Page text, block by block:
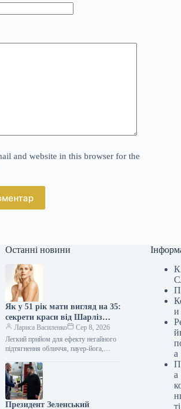
and website in this browser for the
Останні новини
Як у 51 рік мати вигляд на 35:
секрети краси від Шарліз
Терон
Лариса Василенко
Сер 8, 2026
Легкий прийом для ефекту негайного
підтягнення обличчя, пауер-йога,
волосся акторки-лауреатки премії
“Оскар” Сьогодні свій…
Президент Зеленський
и
а
а
ті